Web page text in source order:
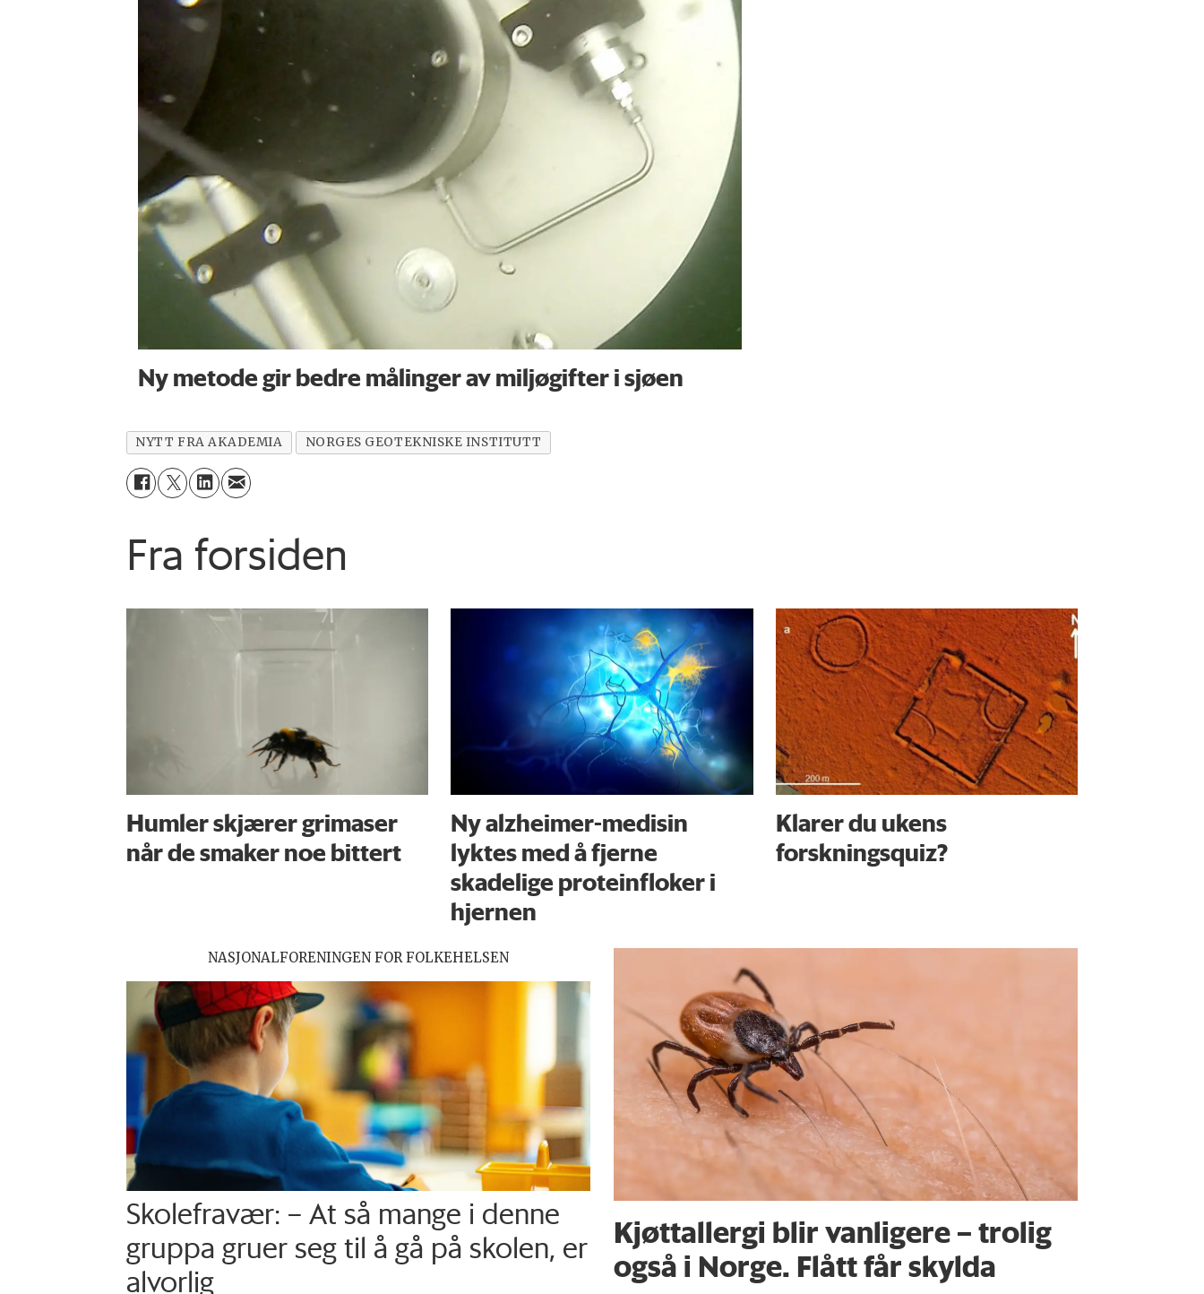
Ny metode gir bedre målinger av miljøgifter i sjøen
NYTT FRA AKADEMIA NORGES GEOTEKNISKE INSTITUTT
Fra forsiden
Humler skjærer grimaser
når de smaker noe bittert
Ny alzheimer-medisin
lyktes med å fjerne
skadelige proteinfloker i
hjernen
Klarer du ukens
forskningsquiz?
NASJONALFORENINGEN FOR FOLKEHELSEN
Skolefravær: – At så mange i denne
gruppa gruer seg til å gå på skolen, er
alvorlig
Kjøttallergi blir vanligere – trolig
også i Norge. Flått får skylda